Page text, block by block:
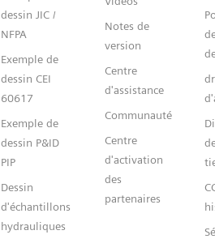
dessin JIC /
NFPA
Exemple de
dessin CEI
60617
Exemple de
dessin P&ID
PIP
Dessin
d'échantillons
hydrauliques
Notes de
version
Centre
d'assistance
Communauté
Centre
d'activation
des
partenaires